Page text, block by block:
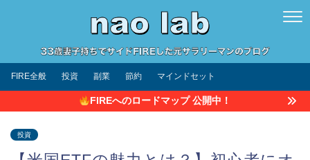
FIRE全般 投資 副業 節約 マインドセット
FIREへのロードマップ 公開中！
投資